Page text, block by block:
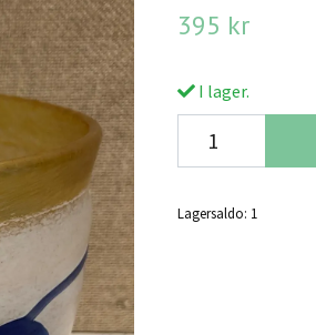
395 kr
I lager.
Lagersaldo: 1